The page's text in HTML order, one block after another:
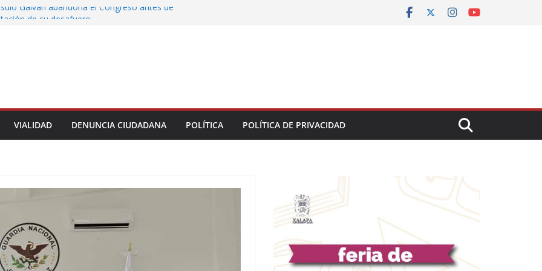
Galván abandona el Congreso antes de
VIALIDAD DENUNCIA CIUDADANA POLÍTICA POLÍTICA DE PRIVACIDAD